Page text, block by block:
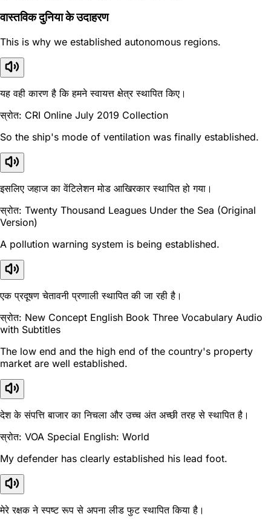
वास्तविक दुनिया के उदाहरण
This is why we established autonomous regions.
यह वही कारण है कि हमने स्वायत्त क्षेत्र स्थापित किए।
स्रोत: CRI Online July 2019 Collection
So the ship's mode of ventilation was finally established.
इसलिए जहाज का वेंटिलेशन मोड आखिरकार स्थापित हो गया।
स्रोत: Twenty Thousand Leagues Under the Sea (Original
Version)
A pollution warning system is being established.
एक प्रदूषण चेतावनी प्रणाली स्थापित की जा रही है।
स्रोत: New Concept English Book Three Vocabulary Audio
with Subtitles
The low end and the high end of the country's property
market are well established.
देश के संपत्ति बाजार का निचला और उच्च अंत अच्छी तरह से स्थापित है।
स्रोत: VOA Special English: World
My defender has clearly established his lead foot.
मेरे रक्षक ने स्पष्ट रूप से अपना लीड फुट स्थापित किया है।